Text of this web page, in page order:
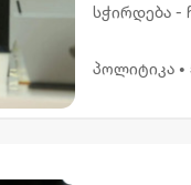
სჭირდება -
„კოალიცია
პოლიტიკა •